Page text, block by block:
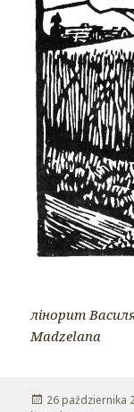
лінорит
Madzelana
Opublikowano
26 października